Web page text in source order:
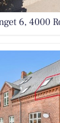
6, 4000